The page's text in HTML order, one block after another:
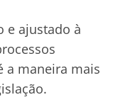
e ajustado à
a maneira mais